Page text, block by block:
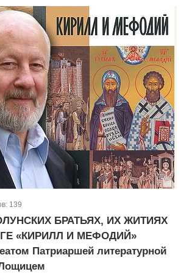
139
БРАТЬЯХ, ИХ ЖИТИЯХ
«КИРИЛЛ И МЕФОДИЙ»
Патриаршей литературной